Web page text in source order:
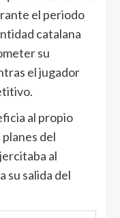
el periodo
catalana
su
el jugador
al propio
del
al
su salida del